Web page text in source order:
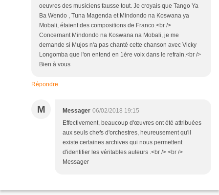
oeuvres des musiciens fausse tout. Je croyais que Tango Ya
Ba Wendo , Tuna Magenda et Mindondo na Koswana ya
Mobali, étaient des compositions de Franco.<br />
Concernant Mindondo na Koswana na Mobali, je me
demande si Mujos n'a pas chanté cette chanson avec Vicky
Longomba que l'on entend en 1ère voix dans le refrain.<br />
Bien à vous
Répondre
M Messager 06/02/2018 19:15
Effectivement, beaucoup d'œuvres ont été attribuées
aux seuls chefs d'orchestres, heureusement qu'il
existe certaines archives qui nous permettent
d'identifier les véritables auteurs .<br /> <br />
Messager